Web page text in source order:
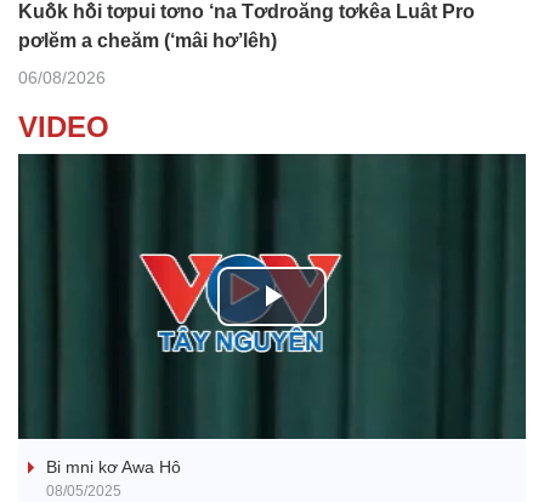
Kuô̆k hô̆i tơpui tơno ‘na Tơdroăng tơkêa Luât Pro
pơlĕm a cheăm (‘mâi hơ’lêh)
06/08/2026
VIDEO
P
a
Bi mni kơ Awa Hô
08/05/2025